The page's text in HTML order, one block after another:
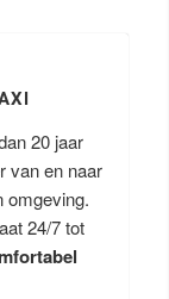
20 jaar
van en naar
omgeving.
24/7 tot